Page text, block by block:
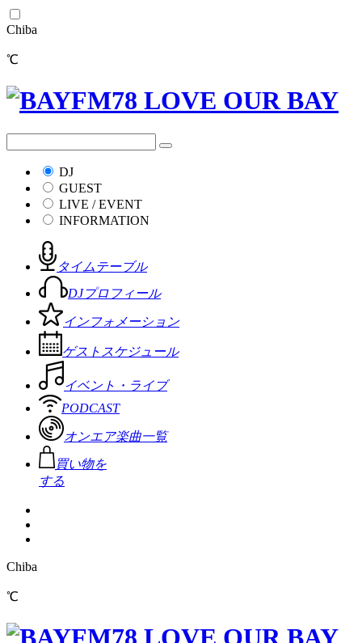
Chiba
℃
DJ
GUEST
LIVE / EVENT
INFORMATION
タイムテーブル
DJプロフィール
インフォメーション
ゲストスケジュール
イベント・ライブ
PODCAST
オンエア楽曲一覧
買い物を
する
Chiba
℃